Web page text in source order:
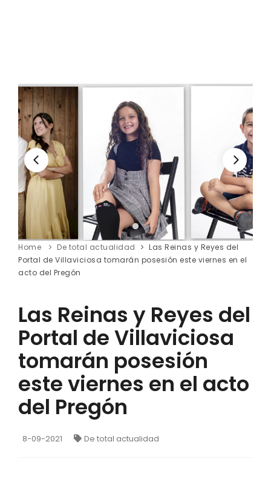
Home De total actualidad
Las Reinas y Reyes del
Portal de Villaviciosa tomarán posesión este viernes en el
acto del Pregón
Las Reinas y Reyes del
Portal de Villaviciosa
tomarán posesión
este viernes en el acto
del Pregón
8-09-2021 De total actualidad